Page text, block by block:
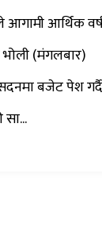
आगामी आर्थिक
(मंगलबार)
बजेट पेश